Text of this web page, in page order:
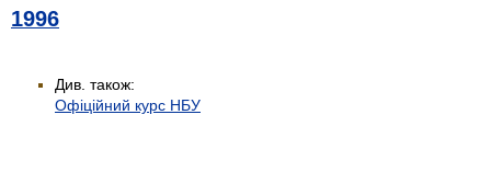
1996
Див. також:
Офіційний курс НБУ